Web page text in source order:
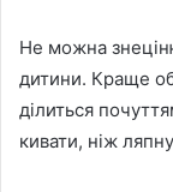
Не можна
дитини. Краще
ділиться
кивати, ніж